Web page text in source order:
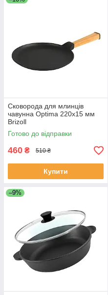
Сковорода для млинців
чавунна Optima 220х15 мм
Brizoll
Готово до відправки
460 ₴ 510 ₴
Купити
–9%